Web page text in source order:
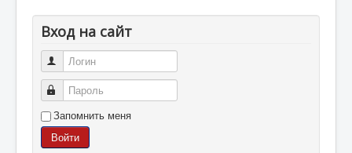
Вход на сайт
Логин
Пароль
Запомнить меня
Войти